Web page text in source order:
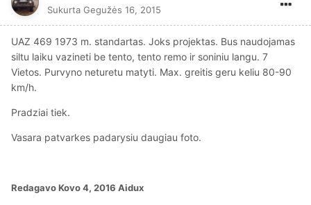
Sukurta Gegužės 16, 2015
UAZ 469 1973 m. standartas. Joks projektas. Bus naudojamas
siltu laiku vazineti be tento, tento remo ir soniniu langu. 7
Vietos. Purvyno neturetu matyti. Max. greitis geru keliu 80-90
km/h.
Pradziai tiek.
Vasara patvarkes padarysiu daugiau foto.
RedagavoKovo 4, 2016 Aidux